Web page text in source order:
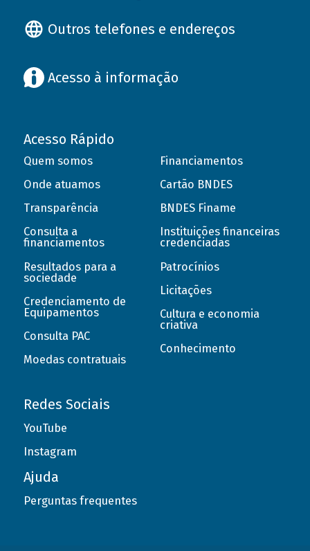
Outros telefones e endereços
Acesso à informação
Acesso Rápido
Quem somos
Onde atuamos
Transparência
Consulta a
financiamentos
Resultados para a
sociedade
Credenciamento de
Equipamentos
Consulta PAC
Moedas contratuais
Financiamentos
Cartão BNDES
BNDES Finame
Instituições financeiras
credenciadas
Patrocínios
Licitações
Cultura e economia
criativa
Conhecimento
Redes Sociais
YouTube
Instagram
Ajuda
Perguntas frequentes